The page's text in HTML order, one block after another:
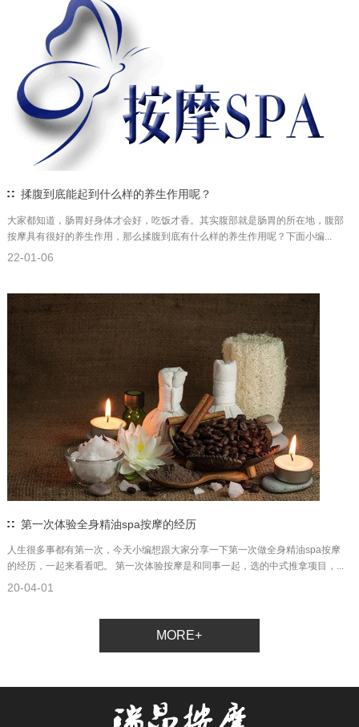
揉腹到底能起到什么样的养生作用呢？
大家都知道，肠胃好身体才会好，吃饭才香。其实腹部就是肠胃的所在地，腹部
按摩具有很好的养生作用，那么揉腹到底有什么样的养生作用呢？下面小编...
22-01-06
第一次体验全身精油spa按摩的经历
人生很多事都有第一次，今天小编想跟大家分享一下第一次做全身精油spa按摩
的经历，一起来看看吧。 第一次体验按摩是和同事一起，选的中式推拿项目，...
20-04-01
MORE+